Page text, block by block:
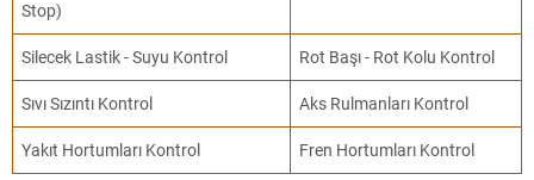
Stop)
Silecek Lastik - Suyu Kontrol Rot Başı - Rot Kolu Kontrol
Sıvı Sızıntı Kontrol Aks Rulmanları Kontrol
Yakıt Hortumları Kontrol Fren Hortumları Kontrol